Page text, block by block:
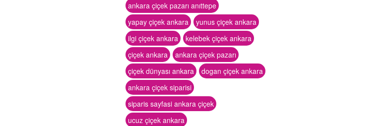
ankara çiçek pazarı anıttepe
yapay çiçek ankara
yunus çiçek ankara
ilgi çiçek ankara
kelebek çiçek ankara
çiçek ankara
ankara çiçek pazarı
çiçek dünyası ankara
dogan çiçek ankara
ankara çiçek siparisi
siparis sayfasi ankara çiçek
ucuz çiçek ankara